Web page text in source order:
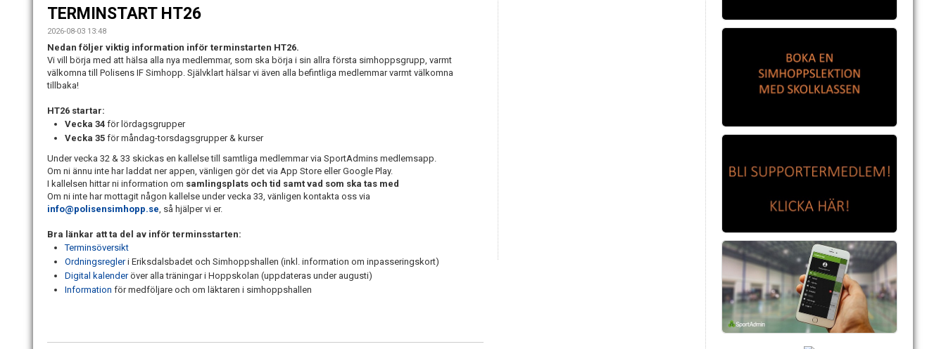
TERMINSTART HT26
2026-08-03 13:48
Nedan följer viktig information inför terminstarten HT26.
Vi vill börja med att hälsa alla nya medlemmar, som ska börja i sin allra första simhoppsgrupp, varmt
välkomna till Polisens IF Simhopp. Självklart hälsar vi även alla befintliga medlemmar varmt välkomna
tillbaka!
HT26 startar:
Vecka 34 för lördagsgrupper
Vecka 35 för måndag-torsdagsgrupper & kurser
Under vecka 32 & 33 skickas en kallelse till samtliga medlemmar via SportAdmins medlemsapp.
Om ni ännu inte har laddat ner appen, vänligen gör det via App Store eller Google Play.
I kallelsen hittar ni information om samlingsplats och tid samt vad som ska tas med
Om ni inte har mottagit någon kallelse under vecka 33, vänligen kontakta oss via
info@polisensimhopp.se, så hjälper vi er.
Bra länkar att ta del av inför terminsstarten:
Terminsöversikt
Ordningsregleri Eriksdalsbadet och Simhoppshallen (inkl. information om inpasseringskort)
Digital kalenderöver alla träningar i Hoppskolan (uppdateras under augusti)
Information för medföljare och om läktaren i simhoppshallen